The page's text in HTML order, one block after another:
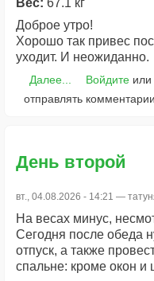
Вес: 67.1 кг
Доброе утро!
Хорошо так привес
уходит. И неожиданно.
Далее... Войдитеили
отправлять комментарии
День второй
вт., 04.08.2026 - 14:21 —
На весах минус,
Сегодня после обеда
отпуск, а также
спальне: кроме окон и